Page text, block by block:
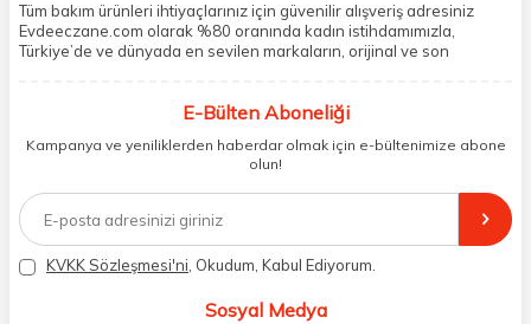
Tüm bakım ürünleri ihtiyaçlarınız için güvenilir alışveriş adresiniz
Evdeeczane.com olarak %80 oranında kadın istihdamımızla,
Türkiye’de ve dünyada en sevilen markaların, orijinal ve son
paketliyoruz. Herhangi bir durumdan dolayı olumsuz olarak geri
müşteri temsilcilerimiz aracılığı ile gerekli tüm desteği sağlıyoruz.
2017 yılından bugüne, yüzlerce marka ve binlerce ürün seçeneğini
doğrudan markalardan ya da markaların yetkili Türkiye
distribütörlerinden faturalı olarak tedarik ediyor ve müşterilerimize
aynı şekilde faturalı ve orijinal ambalajlarda gönderim sağlıyoruz.
Paketleme sürecinde geri dönüştürülebilir malzemeler kullanarak
atık oranımızı en aza indiriyor ve daha yaşanabilir bir dünya
E-Bülten Aboneliği
Kampanya ve yeniliklerden haberdar olmak için e-bültenimize abone
olun!
KVKK Sözleşmesi'ni, Okudum, Kabul Ediyorum.
Sosyal Medya